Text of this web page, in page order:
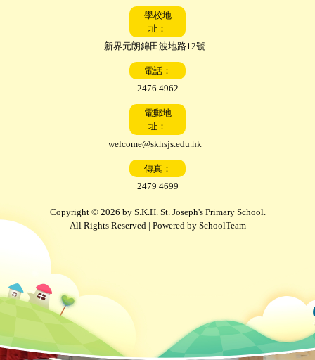
學校地
址：
新界元朗錦田波地路12號
電話：
2476 4962
電郵地
址：
welcome@skhsjs.edu.hk
傳真：
2479 4699
Copyright © 2026 by S.K.H. St. Joseph's Primary School.
All Rights Reserved | Powered by SchoolTeam